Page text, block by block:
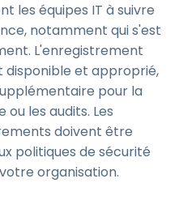
les équipes IT à suivre
notamment qui s'est
L'enregistrement
disponible et approprié,
pour la
les audits. Les
doivent être
politiques de sécurité
organisation.